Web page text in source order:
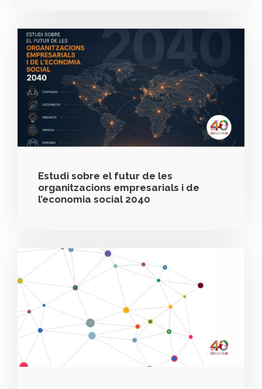
Estudi sobre el futur de les
organitzacions empresarials i de
l’economia social 2040